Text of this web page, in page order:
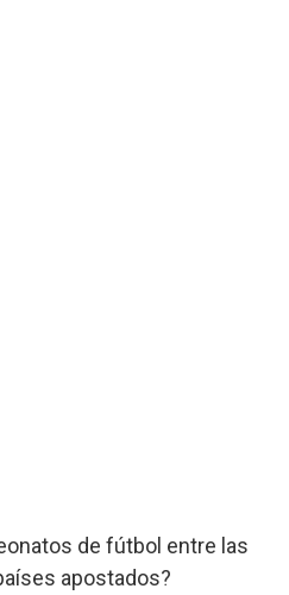
de fútbol entre las
apostados?